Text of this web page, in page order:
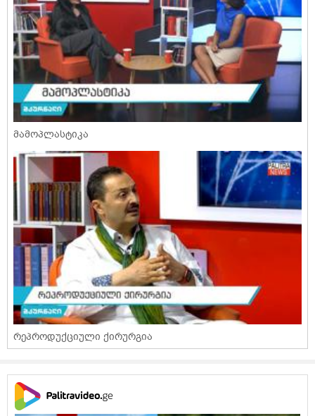
მამოპლასტიკა
რეპროდუქციული ქირურგია